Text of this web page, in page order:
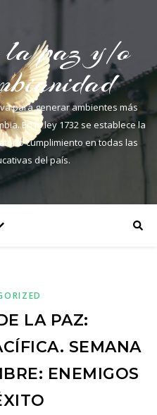
la paz y/o
para generar ambientes más
En la ley 1732 se establece la
cumplimiento en todas las
del país.
LA PAZ:
SEMANA
ENEMIGOS